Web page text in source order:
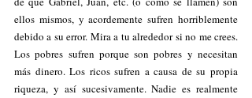
ellos mismos, y acordemente sufren horriblemente
debido a su error. Mira a tu alrededor si no me crees.
Los pobres sufren porque son pobres y necesitan
más dinero. Los ricos sufren a causa de su propia
riqueza, y así sucesivamente. Nadie es realmente